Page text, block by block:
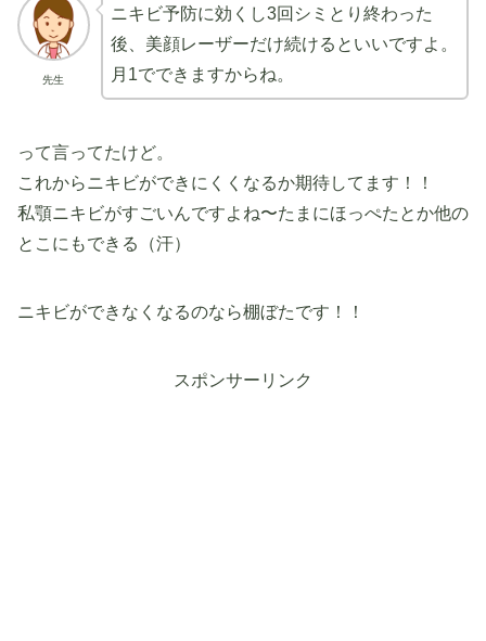
先生
ニキビ予防に効くし3回シミとり終わった
後、美顔レーザーだけ続けるといいですよ。
月1でできますからね。
って言ってたけど。
これからニキビができにくくなるか期待してます！！
私顎ニキビがすごいんですよね〜たまにほっぺたとか他の
とこにもできる（汗）
ニキビができなくなるのなら棚ぼたです！！
スポンサーリンク